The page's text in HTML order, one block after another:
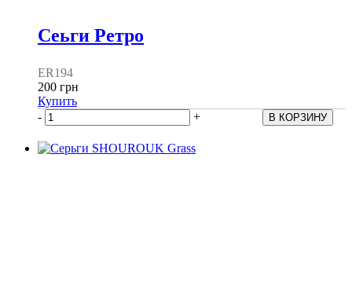
Сеьги Ретро
ER194
200 грн
Купить
-
+